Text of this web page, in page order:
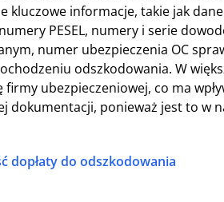
kluczowe informacje, takie jak
PESEL, numery i serie
numer ubezpieczenia OC
odszkodowania. W
firmy ubezpieczeniowej, co ma
dokumentacji, ponieważ jest to w
dopłaty do odszkodowania